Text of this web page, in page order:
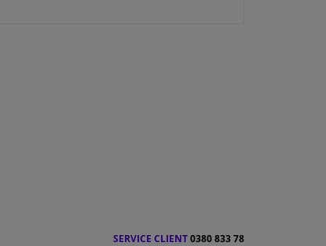
SERVICE CLIENT0380 833 78